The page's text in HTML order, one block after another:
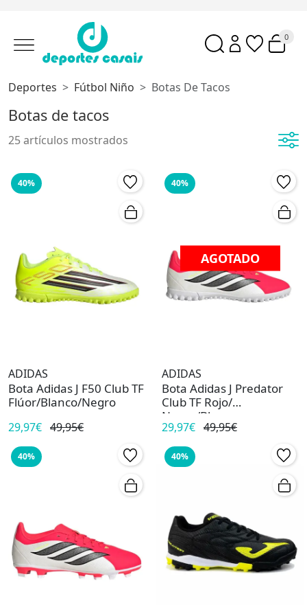
0
Deportes Fútbol Niño Botas De Tacos
Botas de tacos
25 artículos mostrados
40%
ADIDAS
Bota Adidas J F50 Club TF
Flúor/Blanco/Negro
29,97€ 49,95€
40%
AGOTADO
ADIDAS
Bota Adidas J Predator
Club TF Rojo/
Negro/Blanco
29,97€ 49,95€
40% 40%